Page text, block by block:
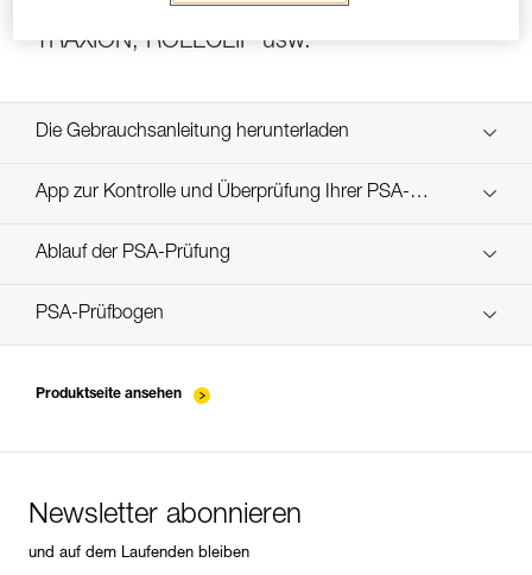
TRAXION, ROLLCLIP usw.
Die Gebrauchsanleitung herunterladen
Technical Notice
App zur Kontrolle und Überprüfung Ihrer PSA-
Bestände Entdecken Sie ePPEcentre
Ablauf der PSA-Prüfung
verif-EPI-poulies-procedure-DE
PSA-Prüfbogen
Produktseite ansehen
Newsletter abonnieren
und auf dem Laufenden bleiben